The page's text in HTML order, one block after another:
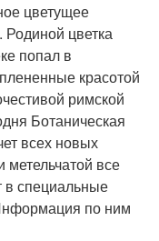
цветущее
Родиной цветка
попал в
красотой
римской
Ботаническая
всех новых
метельчатой все
в специальные
по ним